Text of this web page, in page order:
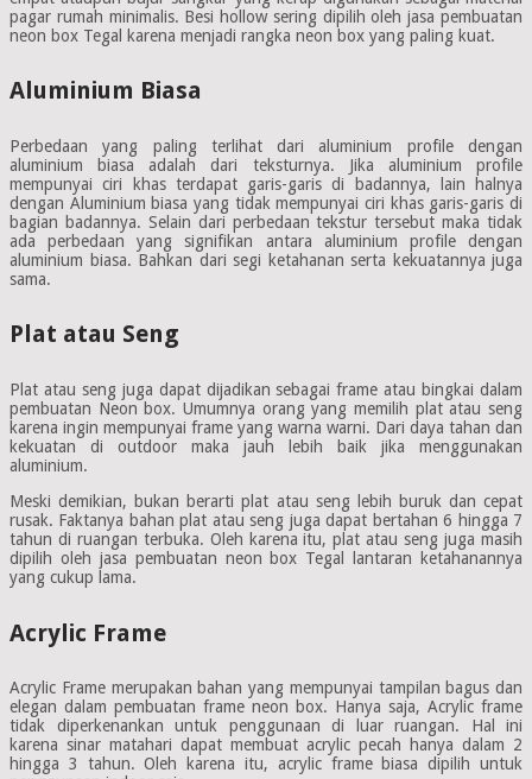
pagar rumah minimalis. Besi hollow sering dipilih oleh jasa pembuatan
neon box Tegal karena menjadi rangka neon box yang paling kuat.
Aluminium Biasa
Perbedaan yang paling terlihat dari aluminium profile dengan
aluminium biasa adalah dari teksturnya. Jika aluminium profile
mempunyai ciri khas terdapat garis-garis di badannya, lain halnya
dengan Aluminium biasa yang tidak mempunyai ciri khas garis-garis di
bagian badannya. Selain dari perbedaan tekstur tersebut maka tidak
ada perbedaan yang signifikan antara aluminium profile dengan
aluminium biasa. Bahkan dari segi ketahanan serta kekuatannya juga
sama.
Plat atau Seng
Plat atau seng juga dapat dijadikan sebagai frame atau bingkai dalam
pembuatan Neon box. Umumnya orang yang memilih plat atau seng
karena ingin mempunyai frame yang warna warni. Dari daya tahan dan
kekuatan di outdoor maka jauh lebih baik jika menggunakan
aluminium.
Meski demikian, bukan berarti plat atau seng lebih buruk dan cepat
rusak. Faktanya bahan plat atau seng juga dapat bertahan 6 hingga 7
tahun di ruangan terbuka. Oleh karena itu, plat atau seng juga masih
dipilih oleh jasa pembuatan neon box Tegal lantaran ketahanannya
yang cukup lama.
Acrylic Frame
Acrylic Frame merupakan bahan yang mempunyai tampilan bagus dan
elegan dalam pembuatan frame neon box. Hanya saja, Acrylic frame
tidak diperkenankan untuk penggunaan di luar ruangan. Hal ini
karena sinar matahari dapat membuat acrylic pecah hanya dalam 2
hingga 3 tahun. Oleh karena itu, acrylic frame biasa dipilih untuk